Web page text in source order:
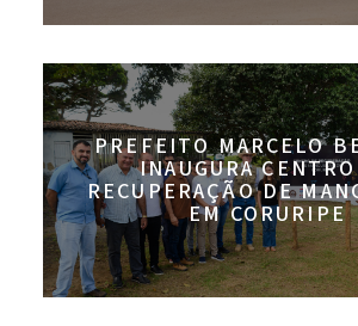
PREFEITO MARCELO
INAUGURA
RECUPERAÇÃO DE
EM CORURIPE